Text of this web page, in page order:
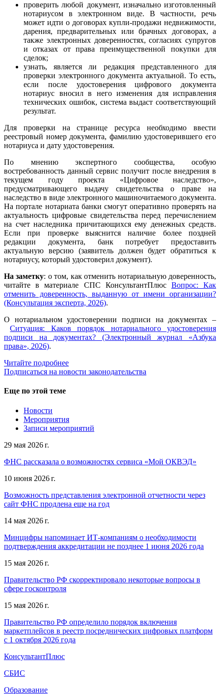
проверить любой документ, изначально изготовленный
нотариусом в электронном виде. В частности, речь
может идти о договорах купли-продажи недвижимости,
дарения, предварительных или брачных договорах, а
также электронных доверенностях, согласиях супругов
и отказах от права преимущественной покупки для
сделок;
узнать, является ли редакция представленного для
проверки электронного документа актуальной. То есть,
если после удостоверения цифрового документа
нотариус вносил в него изменения для исправления
технических ошибок, система выдаст соответствующий
результат.
Для проверки на странице ресурса необходимо ввести
реестровый номер документа, фамилию удостоверившего его
нотариуса и дату удостоверения.
По мнению экспертного сообщества, особую
востребованность данный сервис получит после внедрения в
текущем году проекта «Цифровое наследство»,
предусматривающего выдачу свидетельства о праве на
наследство в виде электронного машиночитаемого документа.
На портале нотариата банки смогут оперативно проверять на
актуальность цифровые свидетельства перед перечислением
на счет наследника причитающихся ему денежных средств.
Если при проверке выяснится наличие более поздней
редакции документа, банк потребует предоставить
актуальную версию (заявитель должен будет обратиться к
нотариусу, который удостоверил документ).
На заметку: о том, как отменить нотариальную доверенность,
читайте в материале СПС КонсультантПлюс Вопрос: Как
отменить доверенность, выданную от имени организации?
(Консультация эксперта, 2026).
О нотариальном удостоверении подписи на документах –
Ситуация: Каков порядок нотариального удостоверения
подписи на документах? (Электронный журнал «Азбука
права», 2026).
Читайте подробнее
Подписаться на новости законодательства
Еще по этой теме
Новости
Мероприятия
Записи мероприятий
29 мая 2026 г.
ФНС рассказала о возможностях сервиса «Мой ОКВЭД»
10 июня 2026 г.
Возможность представления электронной отчетности через
сайт ФНС продлена еще на год
14 мая 2026 г.
Минцифры напоминает ИТ-компаниям о необходимости
подтверждения аккредитации не позднее 1 июня 2026 года
15 мая 2026 г.
Правительство РФ скорректировало некоторые вопросы в
сфере госконтроля
15 мая 2026 г.
Правительство РФ определило порядок включения
маркетплейсов в реестр посреднических цифровых платформ
с 1 октября 2026 года
КонсультантПлюс
СБИС
Образование